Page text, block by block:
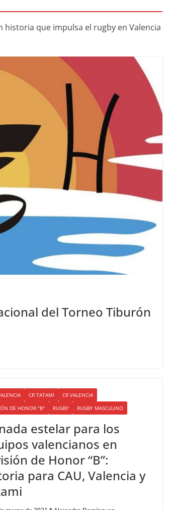
historia que impulsa el rugby en Valencia
del Torneo Tiburón
CR TATAMI
CR VALENCIA
DE HONOR "B"
RUGBY RUGBY MASCULINO
estelar para los
valencianos en
de Honor “B”:
para CAU, Valencia y